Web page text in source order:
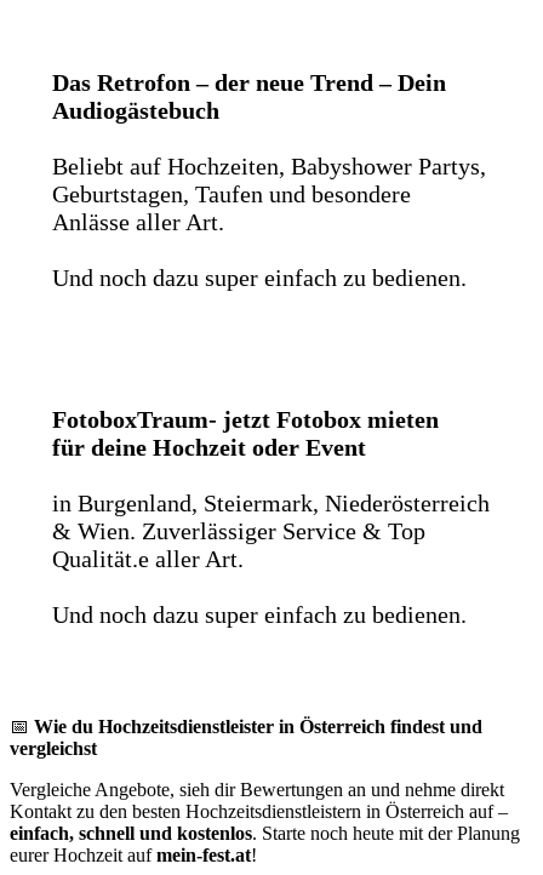
Das Retrofon – der neue Trend – Dein
Audiogästebuch
Beliebt auf Hochzeiten, Babyshower Partys,
Geburtstagen, Taufen und besondere
Anlässe aller Art.
Und noch dazu super einfach zu bedienen.
FotoboxTraum- jetzt Fotobox mieten
für deine Hochzeit oder Event
in Burgenland, Steiermark, Niederösterreich
& Wien. Zuverlässiger Service & Top
Qualität.e aller Art.
Und noch dazu super einfach zu bedienen.
📅 Wie du Hochzeitsdienstleister in Österreich findest und
vergleichst
Vergleiche Angebote, sieh dir Bewertungen an und nehme direkt
Kontakt zu den besten Hochzeitsdienstleistern in Österreich auf –
einfach, schnell und kostenlos. Starte noch heute mit der Planung
eurer Hochzeit aufmein-fest.at!